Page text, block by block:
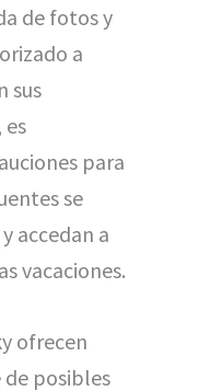
de fotos y
a
sus
para
se
accedan a
vacaciones.
ofrecen
posibles